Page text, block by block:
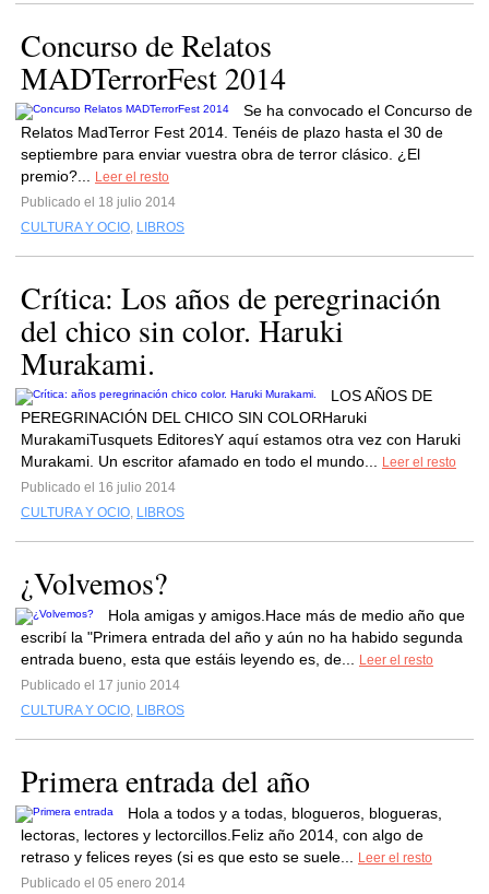
Concurso de Relatos
MADTerrorFest 2014
Se ha convocado el Concurso de
Relatos MadTerror Fest 2014. Tenéis de plazo hasta el 30 de
septiembre para enviar vuestra obra de terror clásico. ¿El
premio?...
Leer el resto
Publicado el 18 julio 2014
CULTURA Y OCIO, LIBROS
Crítica: Los años de peregrinación
del chico sin color. Haruki
Murakami.
LOS AÑOS DE
PEREGRINACIÓN DEL CHICO SIN COLORHaruki
MurakamiTusquets EditoresY aquí estamos otra vez con Haruki
Murakami. Un escritor afamado en todo el mundo...
Leer el resto
Publicado el 16 julio 2014
CULTURA Y OCIO, LIBROS
¿Volvemos?
Hola amigas y amigos.Hace más de medio año que
escribí la "Primera entrada del año y aún no ha habido segunda
entrada bueno, esta que estáis leyendo es, de...
Leer el resto
Publicado el 17 junio 2014
CULTURA Y OCIO, LIBROS
Primera entrada del año
Hola a todos y a todas, blogueros, blogueras,
lectoras, lectores y lectorcillos.Feliz año 2014, con algo de
retraso y felices reyes (si es que esto se suele...
Leer el resto
Publicado el 05 enero 2014